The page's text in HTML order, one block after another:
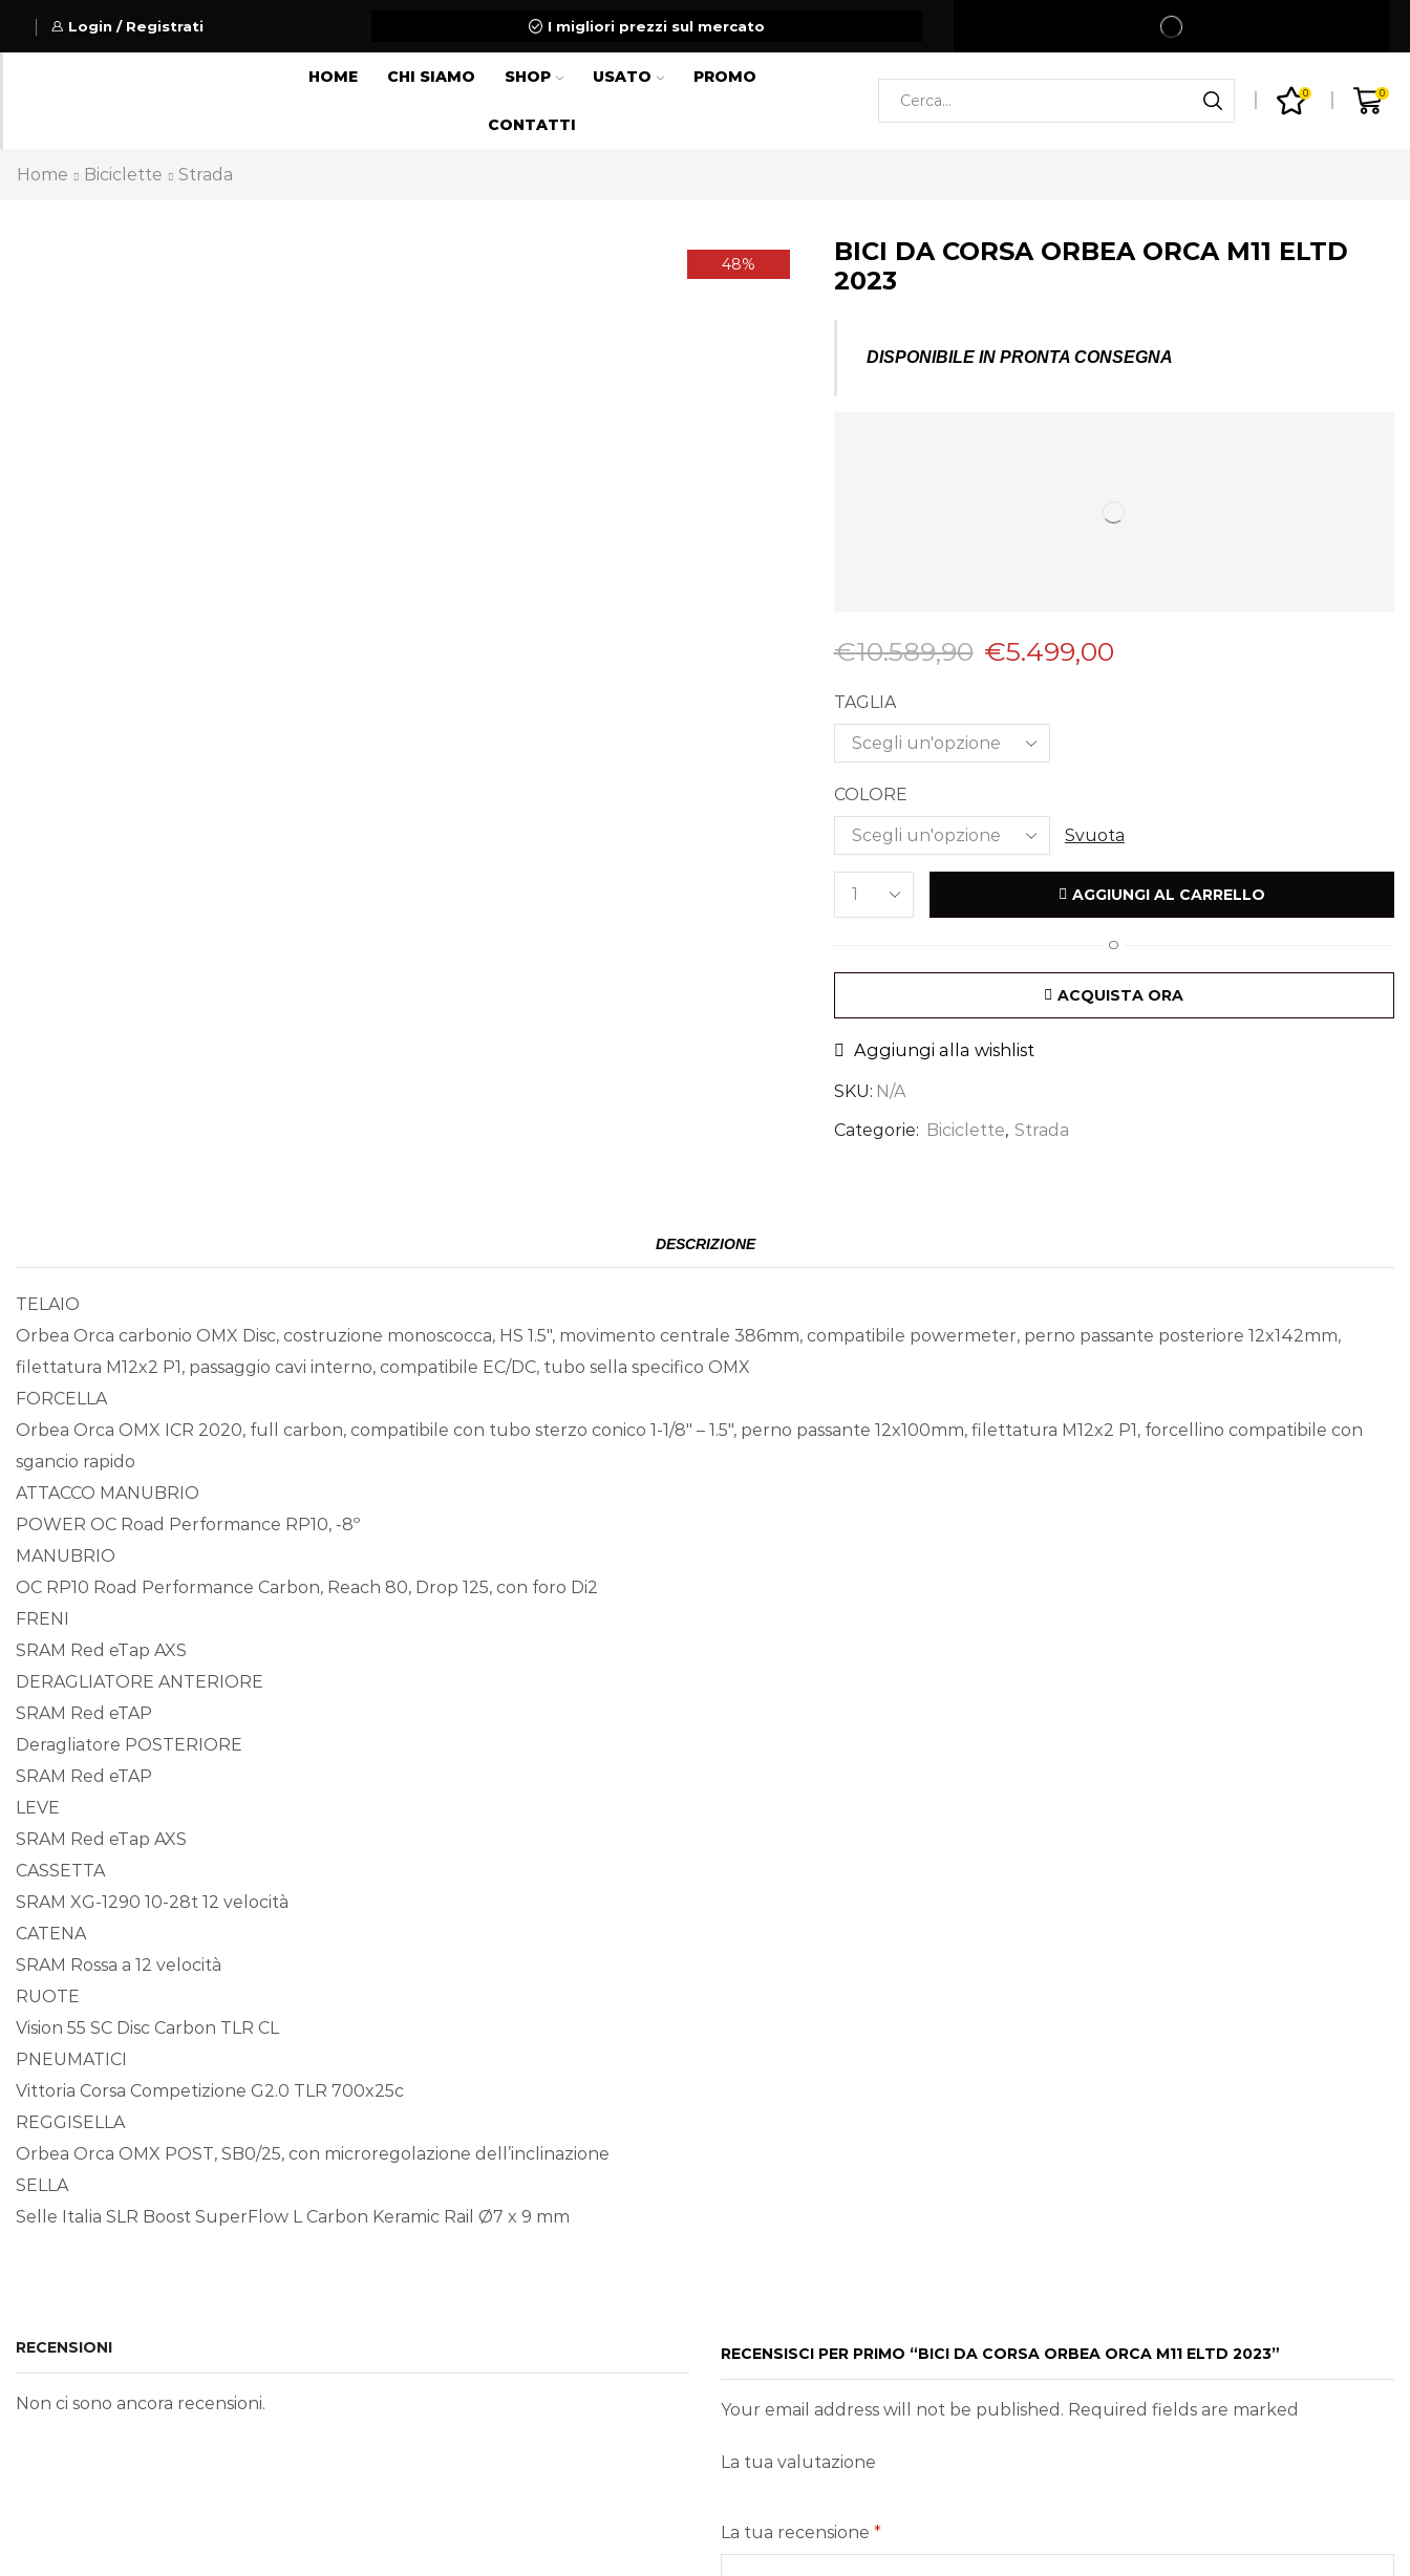
Login / Registrati I migliori prezzi sul mercato Spedizione gratuita per ordini superiori a 99€
HOME CHI SIAMO SHOP USATO PROMO
CONTATTI
0 0
Home Biciclette Strada
48%
BICI DA CORSA ORBEA ORCA M11 ELTD
2023
DISPONIBILE IN PRONTA CONSEGNA
€10.589,90 €5.499,00
TAGLIA
COLORE
Svuota
AGGIUNGI AL CARRELLO
O
ACQUISTA ORA
Aggiungi alla wishlist
SKU: N/A
Categorie: Biciclette, Strada
DESCRIZIONE
TELAIO
Orbea Orca carbonio OMX Disc, costruzione monoscocca, HS 1.5″, movimento centrale 386mm, compatibile powermeter, perno passante posteriore 12x142mm,
filettatura M12x2 P1, passaggio cavi interno, compatibile EC/DC, tubo sella specifico OMX
FORCELLA
Orbea Orca OMX ICR 2020, full carbon, compatibile con tubo sterzo conico 1-1/8″ – 1.5″, perno passante 12x100mm, filettatura M12x2 P1, forcellino compatibile con
sgancio rapido
ATTACCO MANUBRIO
POWER OC Road Performance RP10, -8º
MANUBRIO
OC RP10 Road Performance Carbon, Reach 80, Drop 125, con foro Di2
FRENI
SRAM Red eTap AXS
DERAGLIATORE ANTERIORE
SRAM Red eTAP
Deragliatore POSTERIORE
SRAM Red eTAP
LEVE
SRAM Red eTap AXS
CASSETTA
SRAM XG-1290 10-28t 12 velocità
CATENA
SRAM Rossa a 12 velocità
RUOTE
Vision 55 SC Disc Carbon TLR CL
PNEUMATICI
Vittoria Corsa Competizione G2.0 TLR 700x25c
REGGISELLA
Orbea Orca OMX POST, SB0/25, con microregolazione dell’inclinazione
SELLA
Selle Italia SLR Boost SuperFlow L Carbon Keramic Rail Ø7 x 9 mm
RECENSIONI
Non ci sono ancora recensioni.
RECENSISCI PER PRIMO “BICI DA CORSA ORBEA ORCA M11 ELTD 2023”
Your email address will not be published. Required fields are marked
La tua valutazione
La tua recensione *